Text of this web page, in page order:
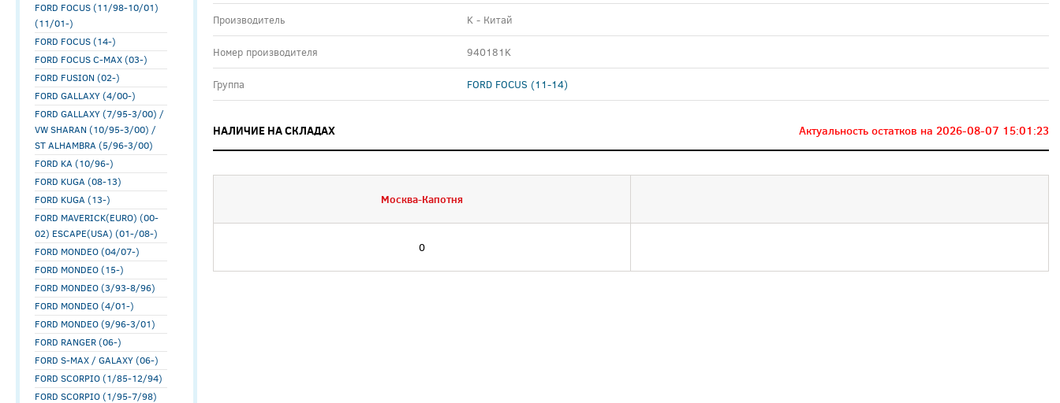
FORD FOCUS (11/98-10/01)
(11/01-)
FORD FOCUS (14-)
FORD FOCUS C-MAX (03-)
FORD FUSION (02-)
FORD GALLAXY (4/00-)
FORD GALLAXY (7/95-3/00) /
VW SHARAN (10/95-3/00) /
ST ALHAMBRA (5/96-3/00)
FORD KA (10/96-)
FORD KUGA (08-13)
FORD KUGA (13-)
FORD MAVERICK(EURO) (00-
02) ESCAPE(USA) (01-/08-)
FORD MONDEO (04/07-)
FORD MONDEO (15-)
FORD MONDEO (3/93-8/96)
FORD MONDEO (4/01-)
FORD MONDEO (9/96-3/01)
FORD RANGER (06-)
FORD S-MAX / GALAXY (06-)
FORD SCORPIO (1/85-12/94)
FORD SCORPIO (1/95-7/98)
Производитель K - Китай
Номер производителя 940181K
Группа FORD FOCUS (11-14)
НАЛИЧИЕ НА СКЛАДАХ Актуальность остатков на 2026-08-07 15:01:23
Москва-Капотня
0